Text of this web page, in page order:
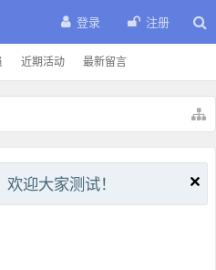
近期活动 最新留言
登录 注册
迎大家测试！